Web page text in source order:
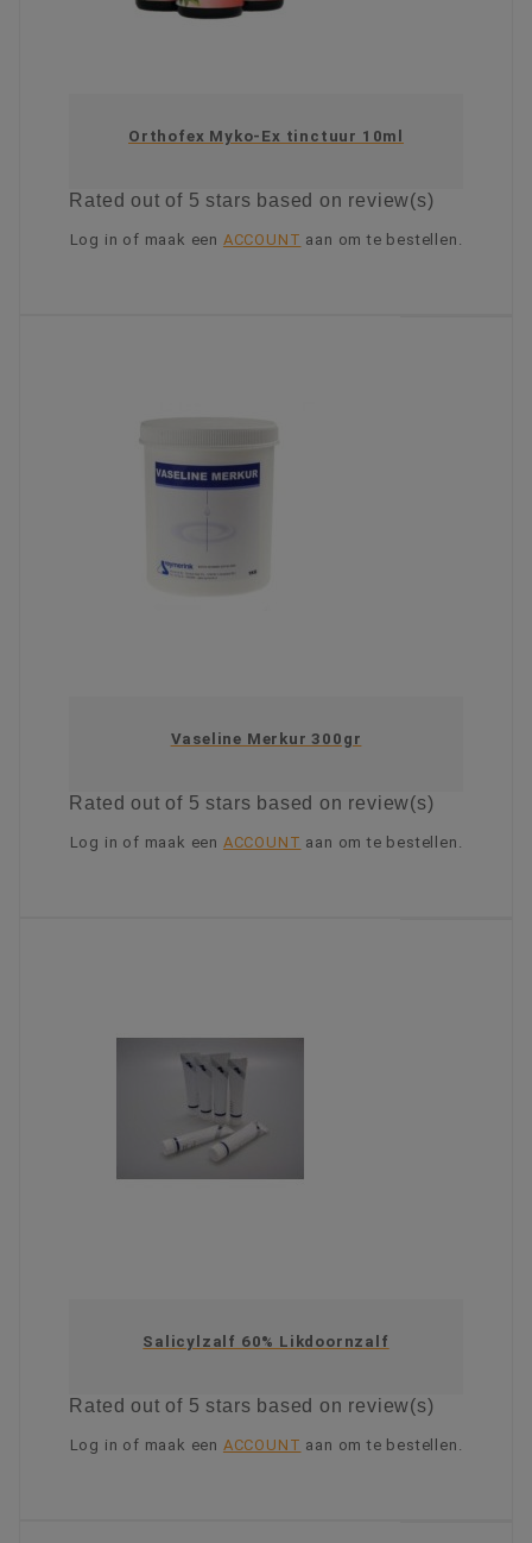
Orthofex Myko-Ex tinctuur 10ml
Ratedout of 5 stars based on review(s)
Log in of maak een ACCOUNT aan om te bestellen.
Vaseline Merkur 300gr
Ratedout of 5 stars based on review(s)
Log in of maak een ACCOUNT aan om te bestellen.
Salicylzalf 60% Likdoornzalf
Ratedout of 5 stars based on review(s)
Log in of maak een ACCOUNT aan om te bestellen.